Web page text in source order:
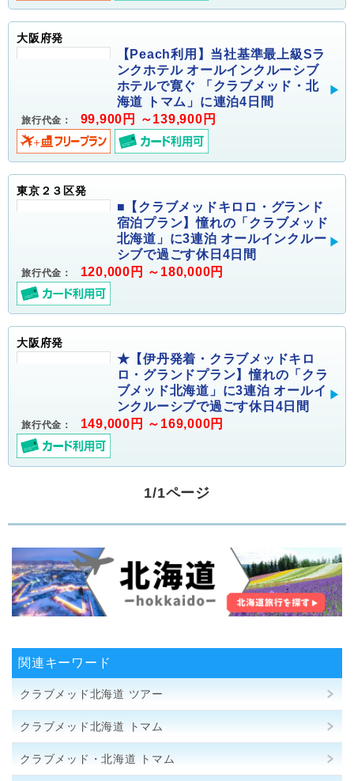
大阪府発
【Peach利用】当社基準最上級Sラ
ンクホテル オールインクルーシブ
ホテルで寛ぐ 「クラブメッド・北
海道 トマム」に連泊4日間
旅行代金： 99,900円 ～139,900円
東京２３区発
■【クラブメッドキロロ・グランド
宿泊プラン】憧れの「クラブメッド
北海道」に3連泊 オールインクルー
シブで過ごす休日4日間
旅行代金： 120,000円 ～180,000円
大阪府発
★【伊丹発着・クラブメッドキロ
ロ・グランドプラン】憧れの「クラ
ブメッド北海道」に3連泊 オールイ
ンクルーシブで過ごす休日4日間
旅行代金： 149,000円 ～169,000円
1/1ページ
関連キーワード
クラブメッド北海道 ツアー
クラブメッド北海道 トマム
クラブメッド・北海道 トマム